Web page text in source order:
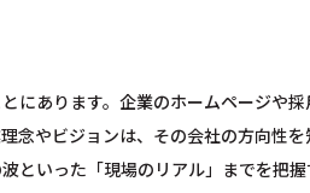
にあります。企業のホームページや
念やビジョンは、その会社の方向性
といった「現場のリアル」までを把